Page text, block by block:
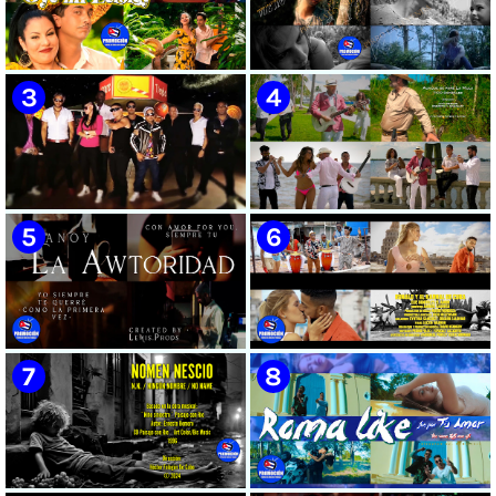
🟡 Susel Gómez (La China) ||
¨Oye Mi Leloley¨ || Director:
Onelio Jesús Larralde González
|| Música popular bailable
cubana || Videoclip || CUBA
🟢 Pirro | ¨Vuelve a mi¨ |
Videoclip | Música Urbana
Cubana | Artistas Cubanos |
Canción | CUBA
🔴 Osmani García & Varios
Artistas | ¨Chupi Chupi¨ |
Director: Joel Guilian | Videoclip
| Música Urbana Cubana |
Artistas Cubanos | Canción |
CUBA
🟡 Tico González - ¨Aunque se
pare la mula¨ - Videoclip -
Dirección: John Meriles -
Roberto C. González
🟢 Hanoy La Awtoridad |
¨Siempre Tú¨ | Director:
LEWIS.PRODS | Videoclip |
🟡 Ronald & El Karnal de Cuba
- ¨Que bonito es el amor¨ 📺
Videoclip - 🎬 Director: Andros